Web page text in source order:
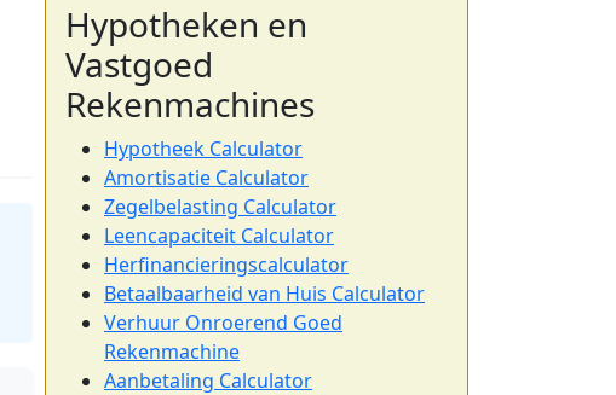
Hypotheken en
Vastgoed
Rekenmachines
Hypotheek Calculator
Amortisatie Calculator
Zegelbelasting Calculator
Leencapaciteit Calculator
Herfinancieringscalculator
Betaalbaarheid van Huis Calculator
Verhuur Onroerend Goed
Rekenmachine
Aanbetaling Calculator